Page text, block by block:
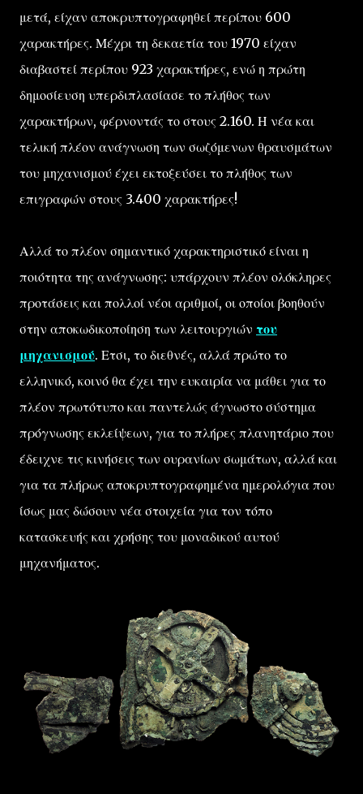
μετά, είχαν αποκρυπτογραφηθεί περίπου 600
χαρακτήρες. Μέχρι τη δεκαετία του 1970 είχαν
διαβαστεί περίπου 923 χαρακτήρες, ενώ η πρώτη
δημοσίευση υπερδιπλασίασε το πλήθος των
χαρακτήρων, φέρνοντάς το στους 2.160. Η νέα και
τελική πλέον ανάγνωση των σωζόμενων θραυσμάτων
του μηχανισμού έχει εκτοξεύσει το πλήθος των
επιγραφών στους 3.400 χαρακτήρες!
Αλλά το πλέον σημαντικό χαρακτηριστικό είναι η
ποιότητα της ανάγνωσης: υπάρχουν πλέον ολόκληρες
προτάσεις και πολλοί νέοι αριθμοί, οι οποίοι βοηθούν
στην αποκωδικοποίηση των λειτουργιών του
μηχανισμού. Ετσι, το διεθνές, αλλά πρώτο το
ελληνικό, κοινό θα έχει την ευκαιρία να μάθει για το
πλέον πρωτότυπο και παντελώς άγνωστο σύστημα
πρόγνωσης εκλείψεων, για το πλήρες πλανητάριο που
έδειχνε τις κινήσεις των ουρανίων σωμάτων, αλλά και
για τα πλήρως αποκρυπτογραφημένα ημερολόγια που
ίσως μας δώσουν νέα στοιχεία για τον τόπο
κατασκευής και χρήσης του μοναδικού αυτού
μηχανήματος.